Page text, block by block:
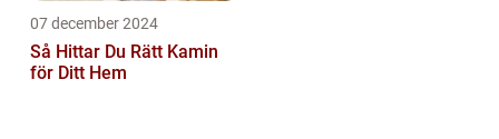
07 december 2024
Så Hittar Du Rätt Kamin
för Ditt Hem